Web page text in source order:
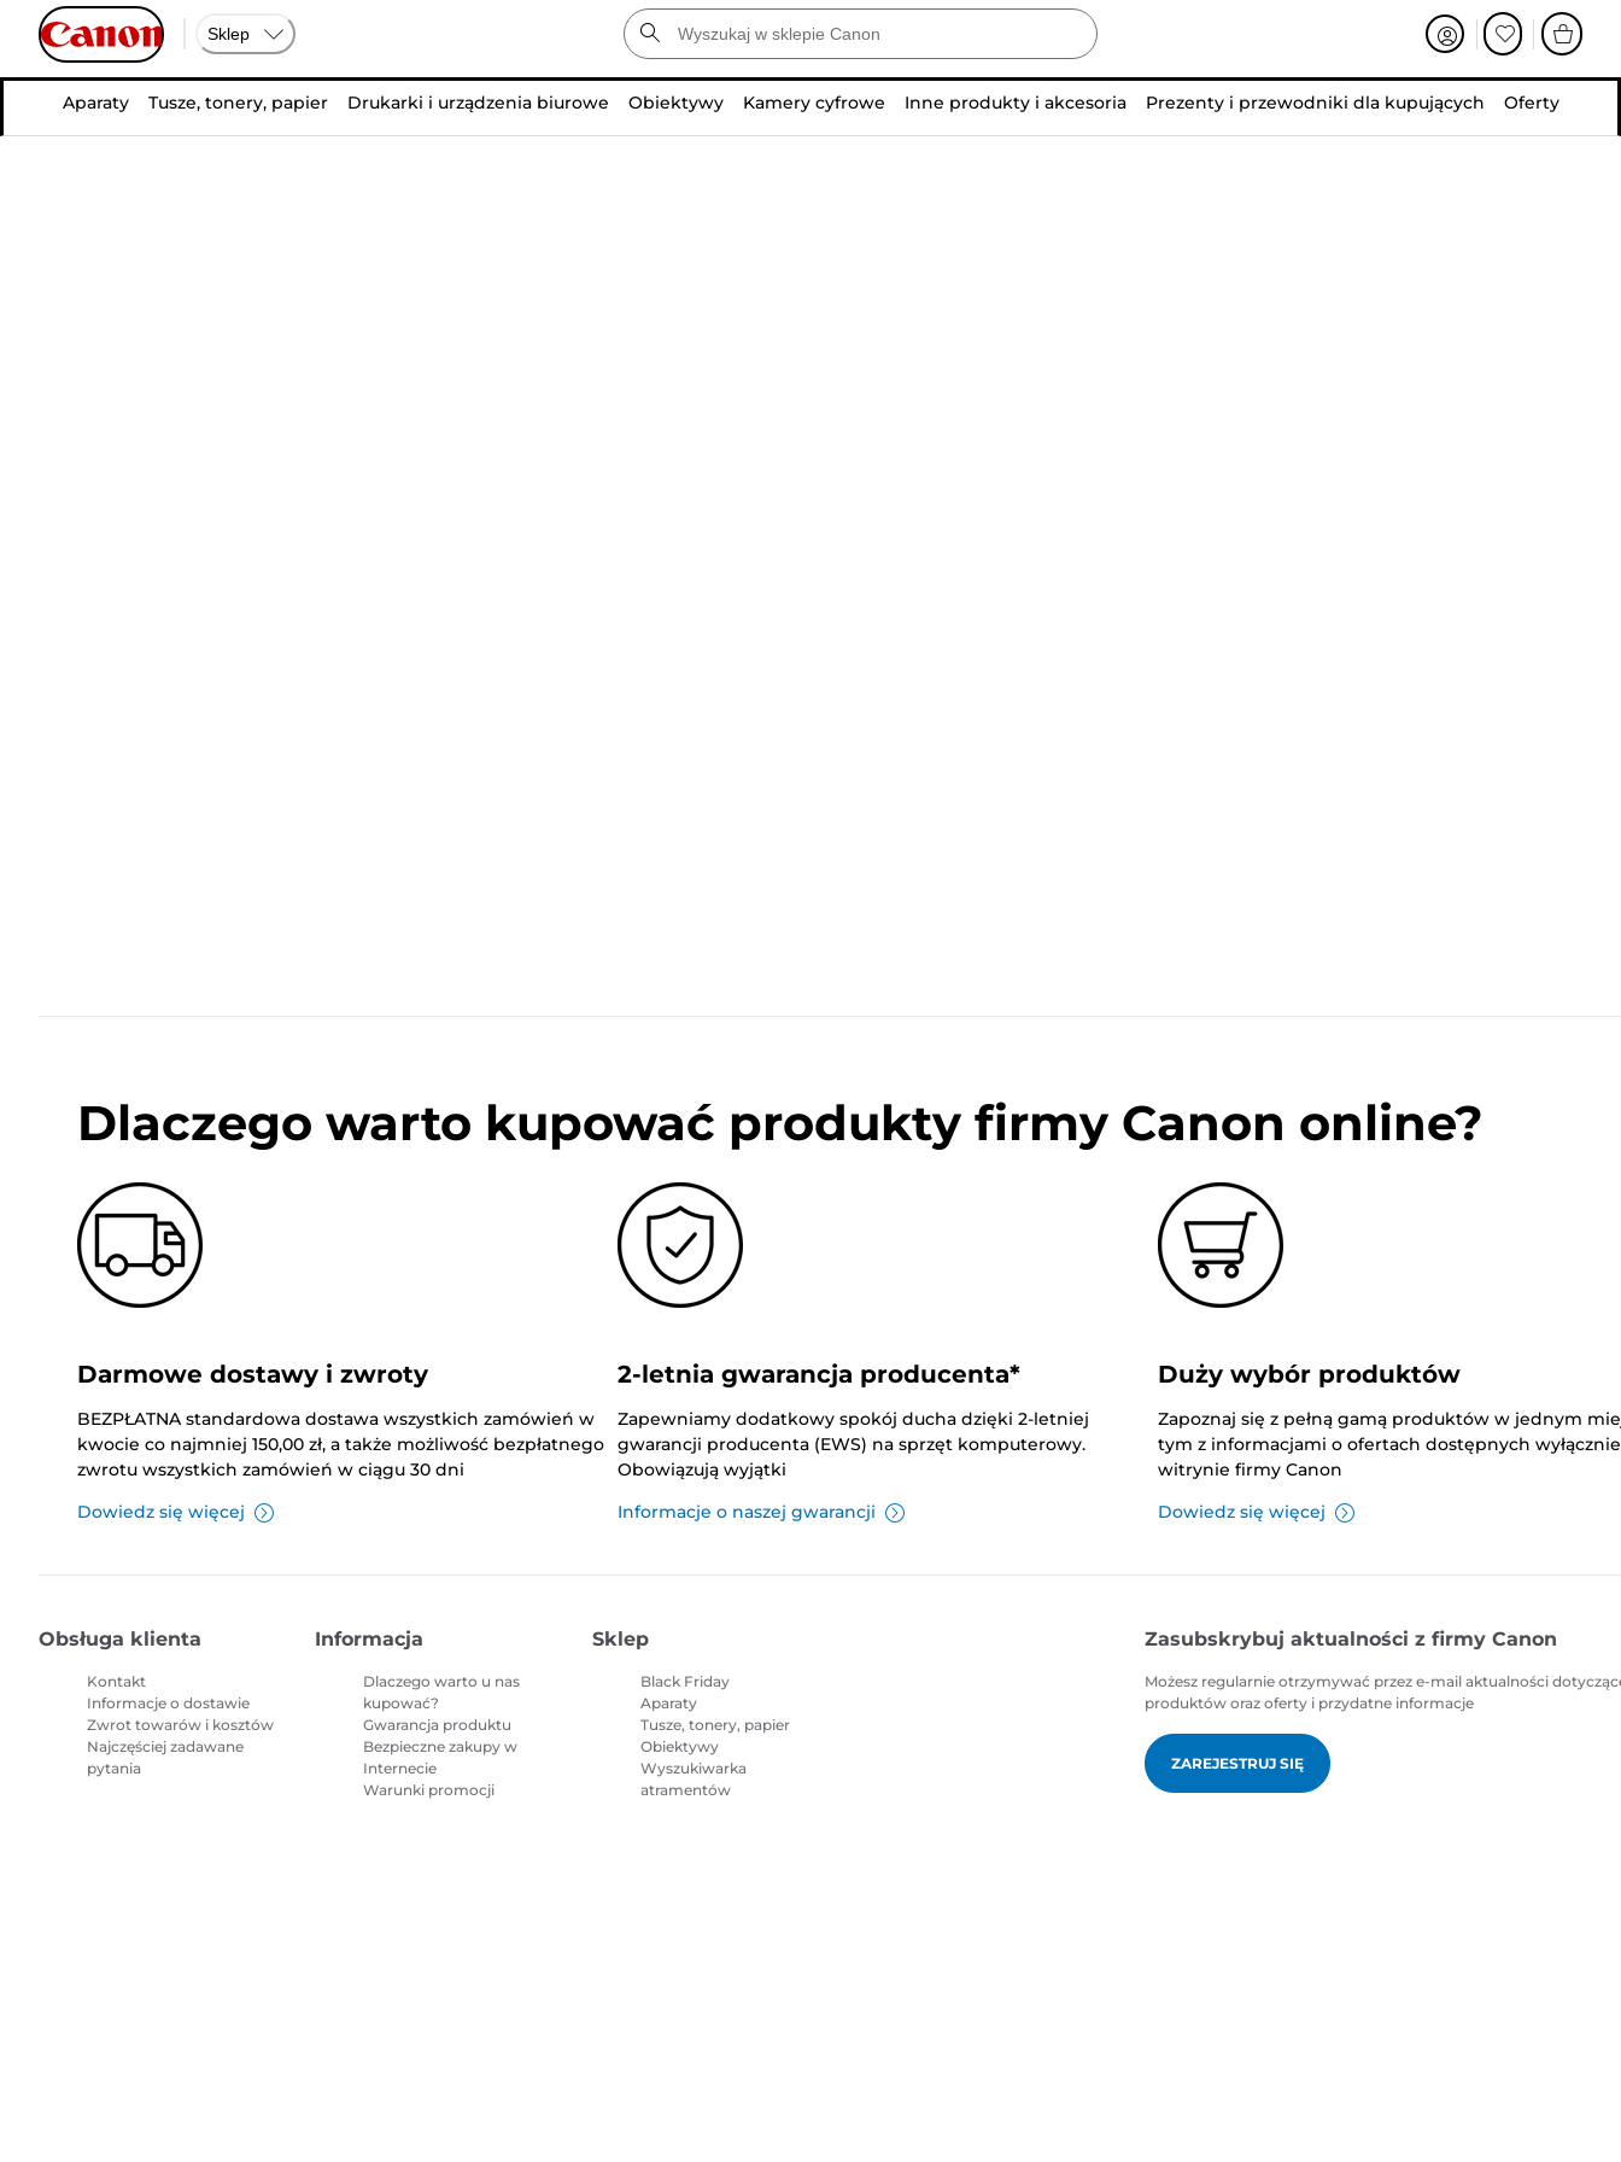
Sklep
Aparaty Tusze, tonery, papier Drukarki i urządzenia biurowe Obiektywy Kamery cyfrowe Inne produkty i akcesoria Prezenty i przewodniki dla kupujących Oferty
Dlaczego warto kupować produkty firmy Canon online?
Darmowe dostawy i zwroty
BEZPŁATNA standardowa dostawa wszystkich zamówień w
kwocie co najmniej 150,00 zł, a także możliwość bezpłatnego
zwrotu wszystkich zamówień w ciągu 30 dni
Dowiedz się więcej
2-letnia gwarancja producenta*
Zapewniamy dodatkowy spokój ducha dzięki 2-letniej
gwarancji producenta (EWS) na sprzęt komputerowy.
Obowiązują wyjątki
Informacje o naszej gwarancji
Duży wybór produktów
Zapoznaj się z pełną gamą produktów w jednym
tym z informacjami o ofertach dostępnych
witrynie firmy Canon
Dowiedz się więcej
Obsługa klienta
Kontakt
Informacje o dostawie
Zwrot towarów i kosztów
Najczęściej zadawane
pytania
Informacja
Dlaczego warto u nas
kupować?
Gwarancja produktu
Bezpieczne zakupy w
Internecie
Warunki promocji
Sklep
Black Friday
Aparaty
Tusze, tonery, papier
Obiektywy
Wyszukiwarka
atramentów
Zasubskrybuj aktualności z firmy Canon
Możesz regularnie otrzymywać przez e-mail aktualności
produktów oraz oferty i przydatne informacje
ZAREJESTRUJ SIĘ